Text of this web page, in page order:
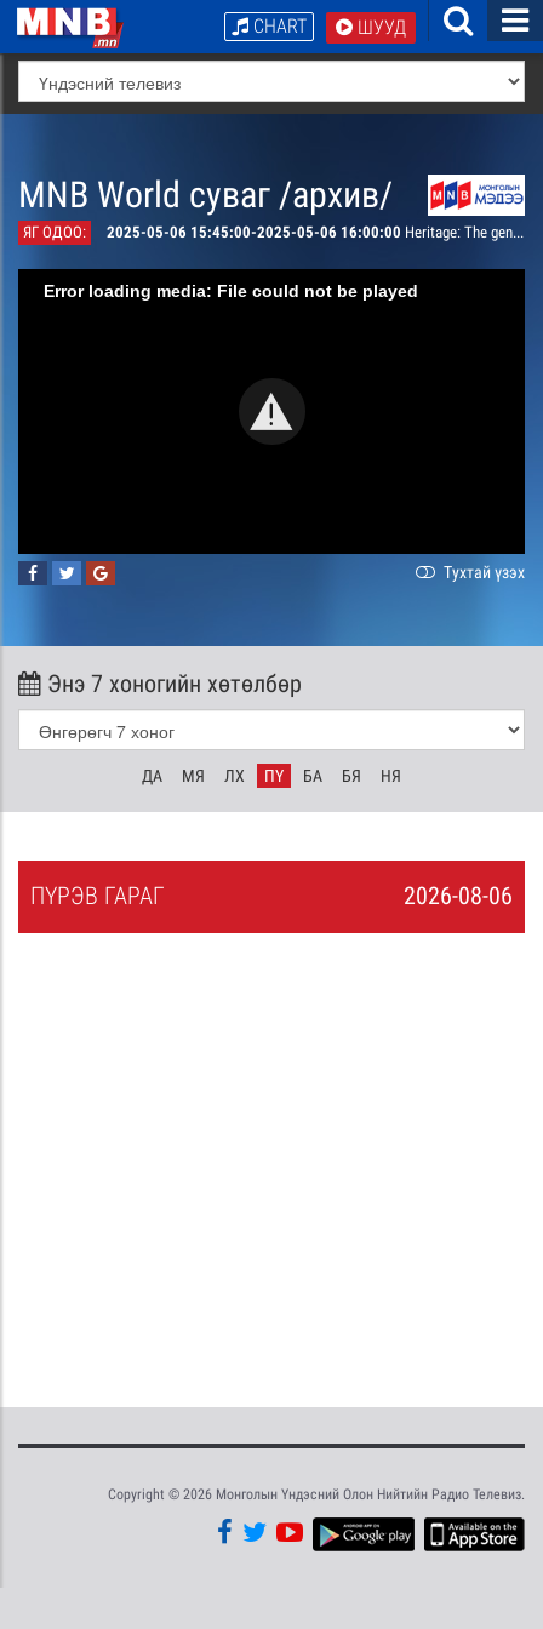
ШУУД
CHART
MNB World суваг /архив/
ЯГ ОДОО: 2025-05-06 15:45:00-2025-05-06 16:00:00 Heritage: The genealogy of Chinggis Khan
Error loading media: File could not be played
Тухтай үзэх
Энэ 7 хоногийн хөтөлбөр
ДА МЯ ЛХ ПҮ БА БЯ НЯ
2026-08-06
ПҮРЭВ ГАРАГ
Copyright © 2026 Монголын Үндэсний Олон Нийтийн Радио Телевиз.